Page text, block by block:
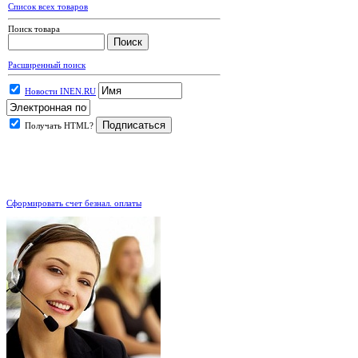
Список всех товаров
Поиск товара
Расширенный поиск
Новости INEN.RU
Получать HTML?
Сформировать счет безнал. оплаты